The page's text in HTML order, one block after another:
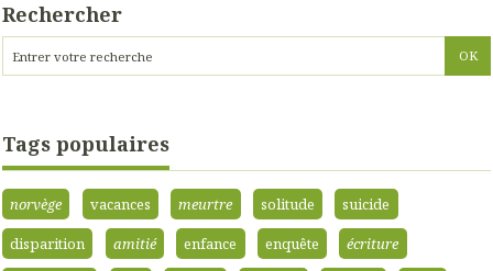
Rechercher
Tags populaires
norvège vacances meurtre solitude
suicide
disparition
amitié enfance enquête
écriture